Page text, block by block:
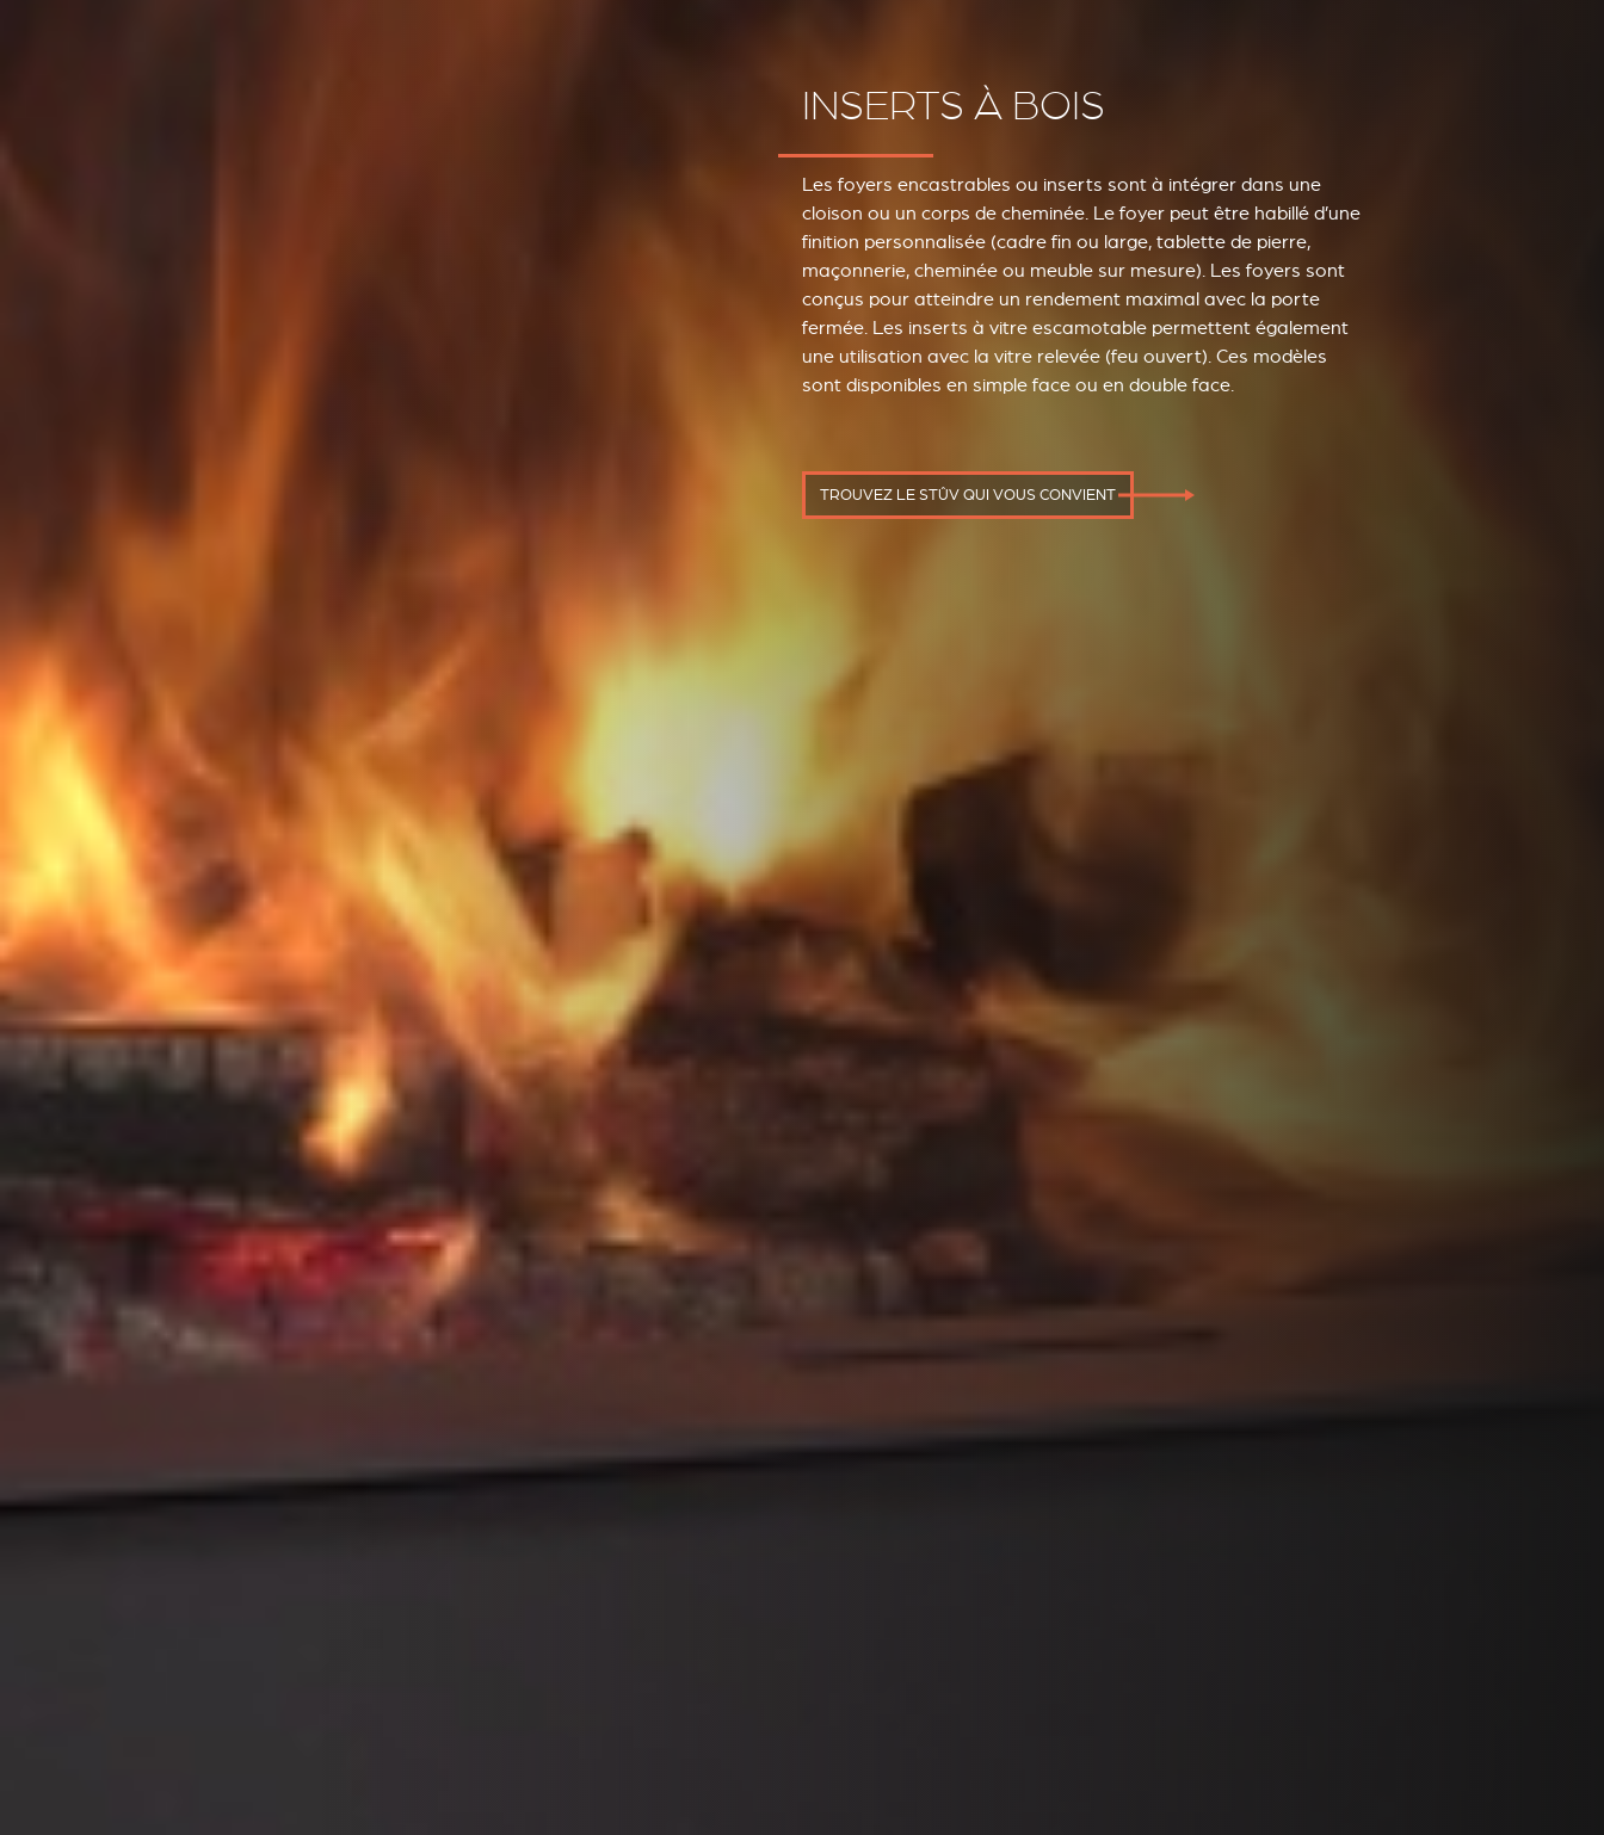
INSERTS À BOIS
Les foyers encastrables ou inserts sont à intégrer dans une
cloison ou un corps de cheminée. Le foyer peut être habillé d’une
finition personnalisée (cadre fin ou large, tablette de pierre,
maçonnerie, cheminée ou meuble sur mesure). Les foyers sont
conçus pour atteindre un rendement maximal avec la porte
fermée. Les inserts à vitre escamotable permettent également
une utilisation avec la vitre relevée (feu ouvert). Ces modèles
sont disponibles en simple face ou en double face.
TROUVEZ LE STÛV QUI VOUS CONVIENT